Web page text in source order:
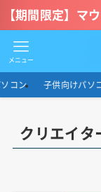
【期間限定】マ
メニュー
コン 子供向けパソ
クリエイタ